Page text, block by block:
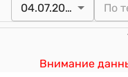
04.07.2025
Внимание